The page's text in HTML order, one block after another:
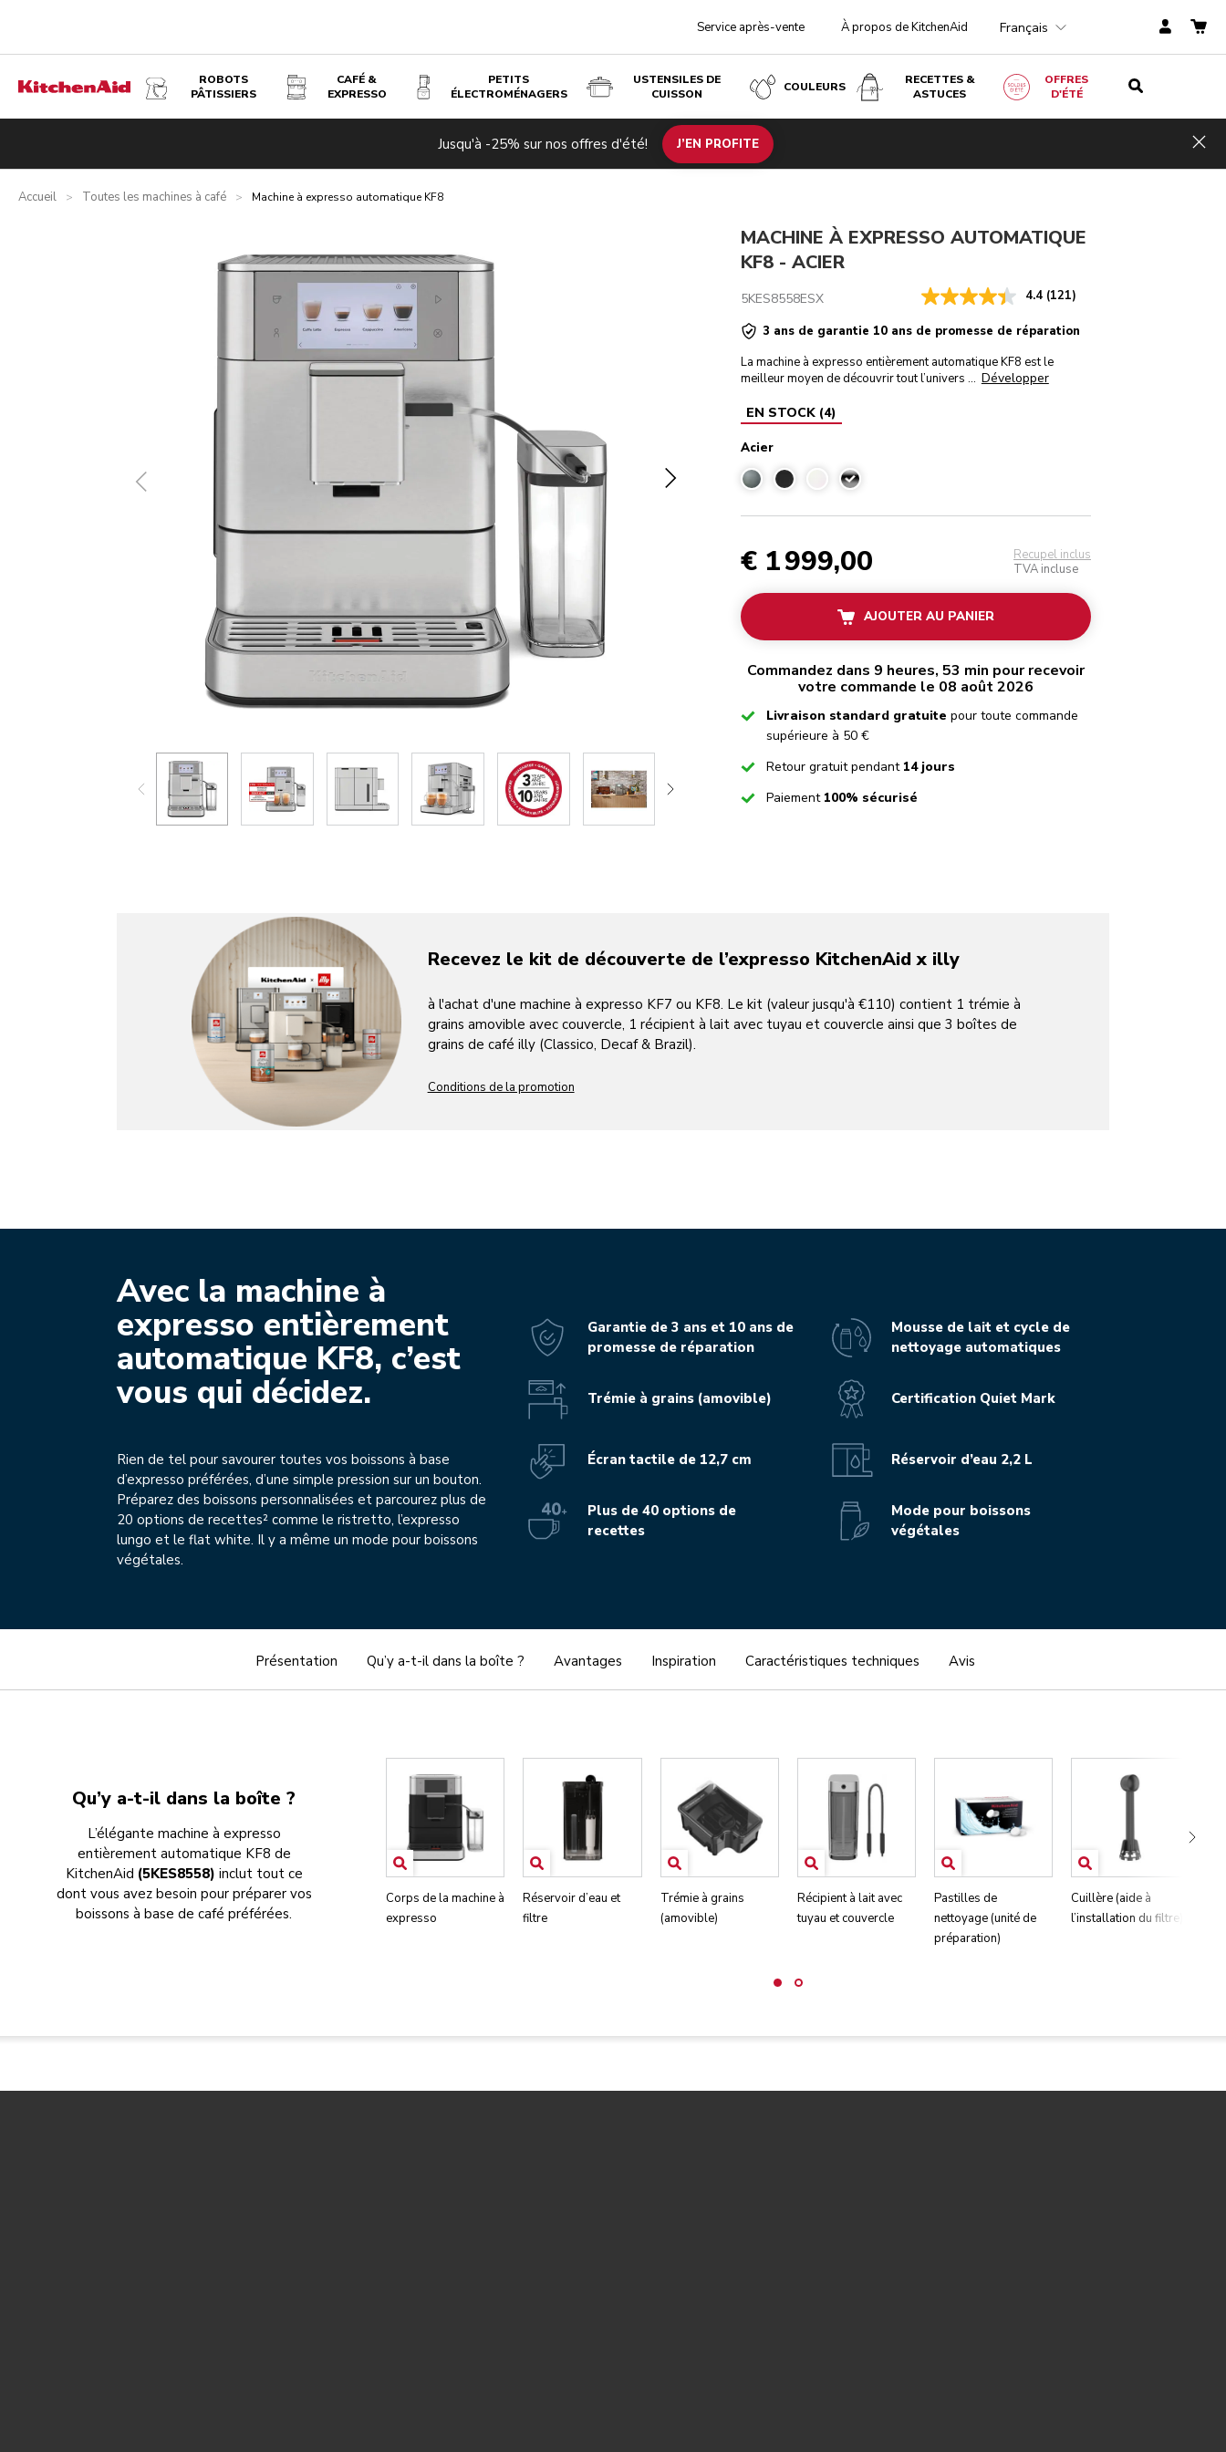
Service après-vente À propos de KitchenAid Français
ROBOTS
PÂTISSIERS
CAFÉ &
EXPRESSO
PETITS
ÉLECTROMÉNAGERS
USTENSILES DE
CUISSON
COULEURS
RECETTES &
ASTUCES
OFFRES
D'ÉTÉ
Jusqu'à -25% sur nos offres d'été! J’EN PROFITE
Accueil > Toutes les machines à café > Machine à expresso automatique KF8
Inspiration Caractéristiques techniques Avis
Acier
MACHINE À EXPRESSO AUTOMATIQUE
KF8 - ACIER
5KES8558ESX 4.4 (121)
3 ans de garantie 10 ans de promesse de réparation
La machine à expresso entièrement automatique KF8 est le
meilleur moyen de découvrir tout l’univers ... Développer
EN STOCK(4)
Acier
Acier
€ 1 999,00
Recupel inclus
TVA incluse
AJOUTER AU PANIER
Commandez dans 9 heures, 53 min pour recevoir
votre commande le 08 août 2026
CheckedLivraison standard gratuite pour toute commande
supérieure à 50 €
CheckedRetour gratuit pendant 14 jours
CheckedPaiement 100% sécurisé
Recevez le kit de découverte de l’expresso KitchenAid x illy
à l'achat d'une machine à expresso KF7 ou KF8. Le kit (valeur jusqu'à €110) contient 1 trémie à
grains amovible avec couvercle, 1 récipient à lait avec tuyau et couvercle ainsi que 3 boîtes de
grains de café illy (Classico, Decaf & Brazil).
Conditions de la promotion
Avec la machine à
expresso entièrement
automatique KF8, c’est
vous qui décidez.
Rien de tel pour savourer toutes vos boissons à base
d’expresso préférées, d’une simple pression sur un bouton.
Préparez des boissons personnalisées et parcourez plus de
20 options de recettes² comme le ristretto, l’expresso
lungo et le flat white. Il y a même un mode pour boissons
végétales.
Garantie de 3 ans et 10 ans de
promesse de réparation
Trémie à grains (amovible)
Écran tactile de 12,7 cm
Plus de 40 options de
recettes
Mousse de lait et cycle de
nettoyage automatiques
Certification Quiet Mark
Réservoir d’eau 2,2 L
Mode pour boissons
végétales
Présentation Qu’y a-t-il dans la boîte ? Avantages Inspiration Caractéristiques techniques Avis
Qu’y a-t-il dans la boîte ?
L’élégante machine à expresso
entièrement automatique KF8 de
KitchenAid (5KES8558) inclut tout ce
dont vous avez besoin pour préparer vos
boissons à base de café préférées.
Corps de la machine à
expresso
Réservoir d’eau et
filtre
Trémie à grains
(amovible)
Récipient à lait avec
tuyau et couvercle
Pastilles de
nettoyage (unité de
préparation)
Cuillère (aide à
l’installation du filtre)